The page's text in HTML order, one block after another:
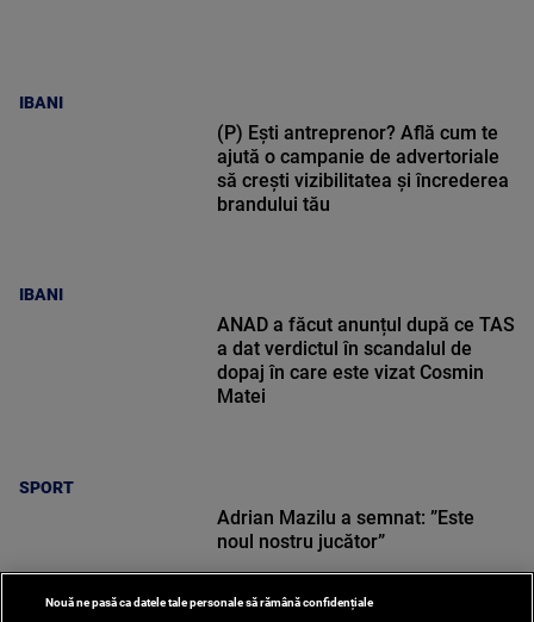
IBANI
IBANI
(P) Ești antreprenor? Află cum te
ajută o campanie de advertoriale
să crești vizibilitatea și încrederea
brandului tău
SPORT
ANAD a făcut anunțul după ce TAS
a dat verdictul în scandalul de
dopaj în care este vizat Cosmin
Matei
Adrian Mazilu a semnat: ”Este
noul nostru jucător”
Nouă ne pasă ca datele tale personale să rămână confidențiale